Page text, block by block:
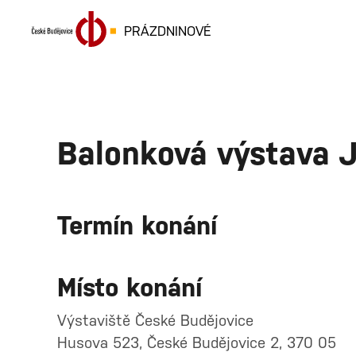
PRÁZDNINOVÉ
Balonková výstava
Termín konání
Místo konání
Výstaviště České Budějovice
Husova 523, České Budějovice 2, 370 05